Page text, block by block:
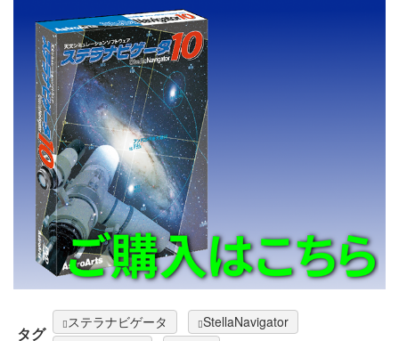
タグ
ステラナビゲータ
StellaNavigator